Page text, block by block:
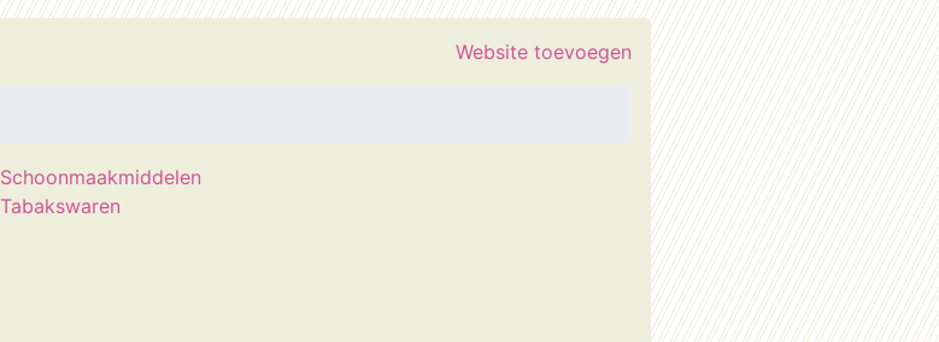
Website toevoegen
Schoonmaakmiddelen
Tabakswaren